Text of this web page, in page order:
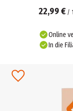
22,99 €/ 1
Online
In die